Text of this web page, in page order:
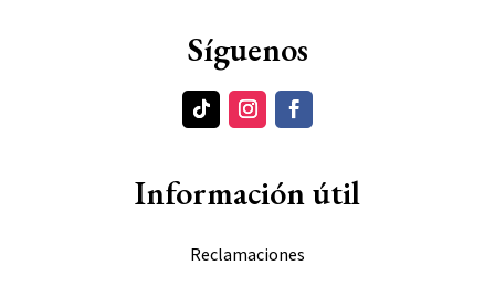
Síguenos
Información útil
Reclamaciones